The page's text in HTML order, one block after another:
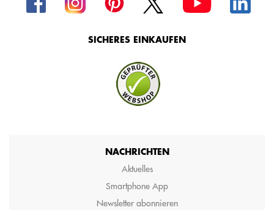
SICHERES EINKAUFEN
NACHRICHTEN
Aktuelles
Smartphone App
Newsletter abonnieren